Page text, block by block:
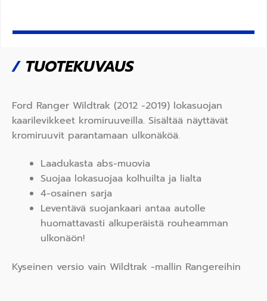
/TUOTEKUVAUS
Ford Ranger Wildtrak (2012 -2019) lokasuojan
kaarilevikkeet kromiruuveilla. Sisältää näyttävät
kromiruuvit parantamaan ulkonäköä.
Laadukasta abs-muovia
Suojaa lokasuojaa kolhuilta ja lialta
4-osainen sarja
Leventävä suojankaari antaa autolle
huomattavasti alkuperäistä rouheamman
ulkonäön!
Kyseinen versio vain Wildtrak -mallin Rangereihin